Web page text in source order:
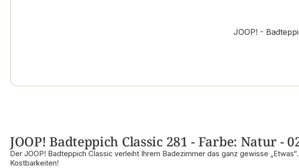
JOOP! -
JOOP! Badteppich Classic 281 - Farbe: Natur -
Der JOOP! Badteppich Classic verleiht Ihrem Badezimmer das ganz gewisse
Kostbarkeiten!